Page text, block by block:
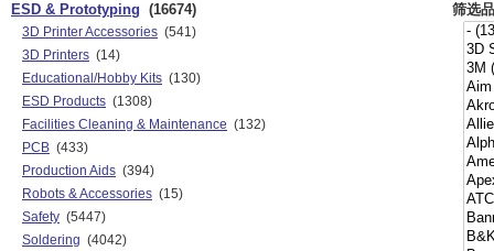
ESD & Prototyping (16674)
3D Printer Accessories (541)
3D Printers (14)
Educational/Hobby Kits (130)
ESD Products (1308)
Facilities Cleaning & Maintenance (132)
PCB (433)
Production Aids (394)
Robots & Accessories (15)
Safety (5447)
Soldering (4042)
筛选